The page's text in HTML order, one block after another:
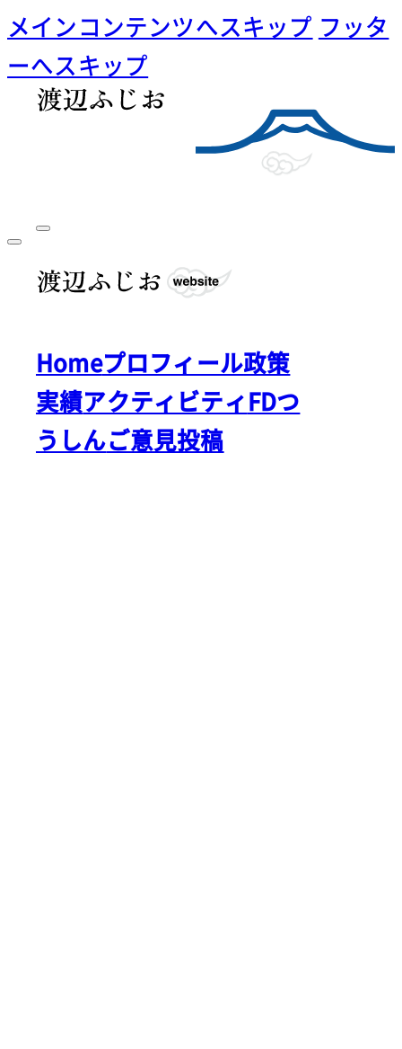
メインコンテンツへスキップ フッタ
ーへスキップ
Homeプロフィール政策
実績アクティビティFDつ
うしんご意見投稿